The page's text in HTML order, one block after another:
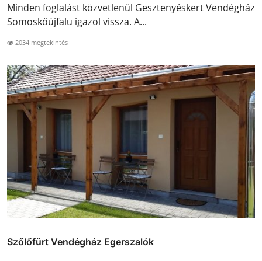
Minden foglalást közvetlenül Gesztenyéskert Vendégház
Somoskőújfalu igazol vissza. A...
2034 megtekintés
Szőlőfürt Vendégház Egerszalók